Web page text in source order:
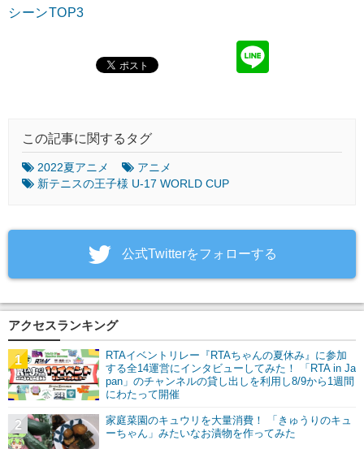
シーンTOP3
この記事に関するタグ
2022夏アニメ
アニメ
新テニスの王子様 U-17 WORLD CUP
‎公式Twitterをフォローする
アクセスランキング
RTAイベントリレー『RTAちゃんの夏休み』に参加
する全14運営にインタビューしてみた！ 「RTA in Ja
pan」のチャンネルの貸し出しを利用し8/9から1週間
にわたって開催
1
家庭菜園のキュウリを大量消費！ 「きゅうりのキュ
ーちゃん」みたいなお漬物を作ってみた
2